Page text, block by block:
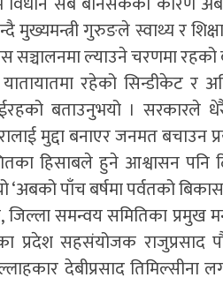
मुख्यमन्त्री गुरुङले स्वाथ्य र
सञ्चालनमा ल्याउने चरणमा
रहेको सिन्डीकेट र
बताउनुभयो । सरकारले
मुद्दा बनाएर जनमत बचाउन
हिसाबले हुने आश्वासन पनि
पाँच बर्षमा पर्वतको
समन्वय समितिका प्रमुख
प्रदेश सहसंयोजक
देबीप्रसाद तिमिल्सीना